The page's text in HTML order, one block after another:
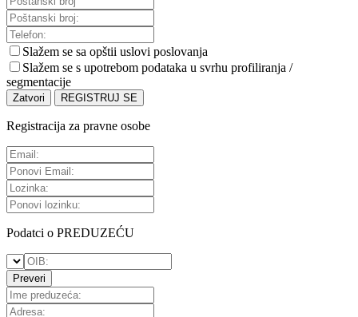
Slažem se sa opštii uslovi poslovanja
Slažem se s upotrebom podataka u svrhu profiliranja /
segmentacije
Zatvori REGISTRUJ SE
Registracija za pravne osobe
Podatci o PREDUZEĆU
Preveri